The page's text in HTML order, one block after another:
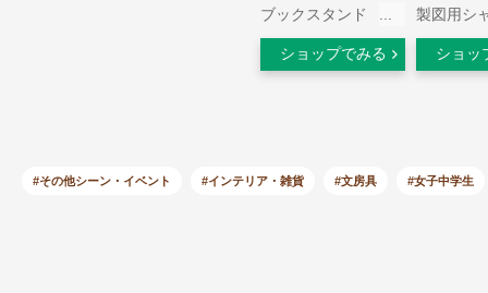
ブックスタンド 便
利 卓上 おしゃれ プ
レゼント ギフト ス
ショップでみる
製図用シ
0.3mm テ
ウェイ ラ
ショッ
#その他シーン・イベント #インテリア・雑貨 #文房具 #女子中学生